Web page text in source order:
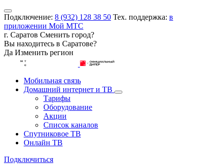
Подключение: 8 (932) 128 38 50 Тех. поддержка: в
приложении Мой МТС
г. Саратов Сменить город?
Вы находитесь в Саратове?
Да Изменить регион
Мобильная связь
Домашний интернет и ТВ
Тарифы
Оборудование
Акции
Список каналов
Спутниковое ТВ
Онлайн ТВ
Подключиться